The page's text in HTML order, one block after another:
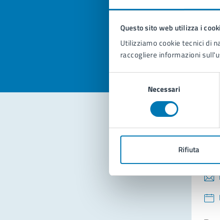
Questo sito web utilizza i
Utilizziamo cookie tecnici di
raccogliere informazioni
del
Necessari
Rifiuta
Valuta la